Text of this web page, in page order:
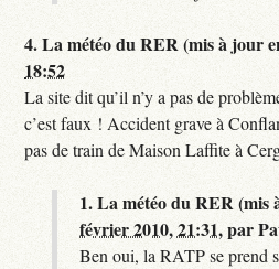
4.La météo du RER (mis à jour
18:52
La site dit qu’il n’y a pas de
c’est faux ! Accident grave à
pas de train de Maison Laffite à
1.La météo du RER (mis
février 2010, 21:31,par
Ben oui, la RATP se prend